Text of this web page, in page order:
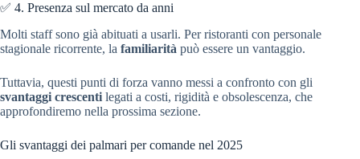
✅ 4. Presenza sul mercato da anni
Molti staff sono già abituati a usarli. Per ristoranti con personale
stagionale ricorrente, la familiarità può essere un vantaggio.
Tuttavia, questi punti di forza vanno messi a confronto con gli
svantaggi crescenti legati a costi, rigidità e obsolescenza, che
approfondiremo nella prossima sezione.
Gli svantaggi dei palmari per comande nel 2025